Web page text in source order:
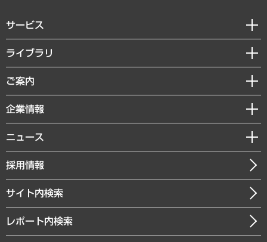
サービス
経営戦略
組織・人事戦略
デジタルイノベーション
共生・ダイバーシティ
GRC（ガバナンス・リスク・コンプライアンス）・防災（政策）
経済・産業・雇用・労働
まちづくり・観光・交通・スポーツ・スマートシティ
自然資源・農林水産業・食料システム
ライブラリ
経済調査
レポート
コラム
経営用語集
受託・受注実績（官公庁関連）
メディア掲載・出演
ご案内
セミナー・イベント情報
MUFGビジネスセミナー
受託案件情報
企業情報
私たちの想い
社長メッセージ
会社概要
沿革
組織図・本部部室紹介
ニュース
ニュースリリース
お知らせ
採用情報
サイト内検索
レポート内検索